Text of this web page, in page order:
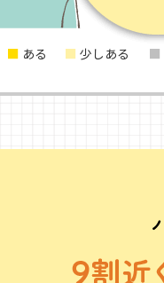
少しある
ある